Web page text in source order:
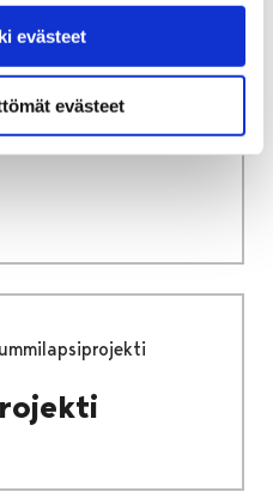
evästeet
evästeet
me